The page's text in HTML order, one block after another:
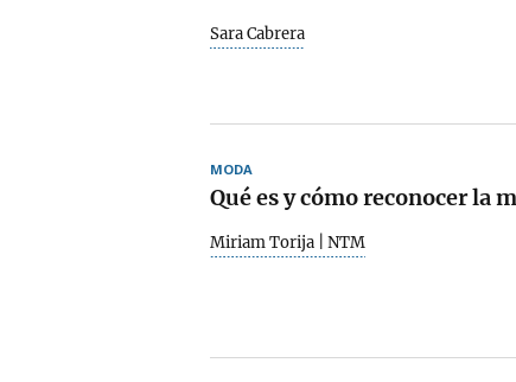
Sara Cabrera
MODA
Qué es y cómo reconocer la
Miriam Torija | NTM